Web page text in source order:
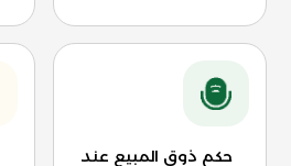
حكم ذوق المبيع عند